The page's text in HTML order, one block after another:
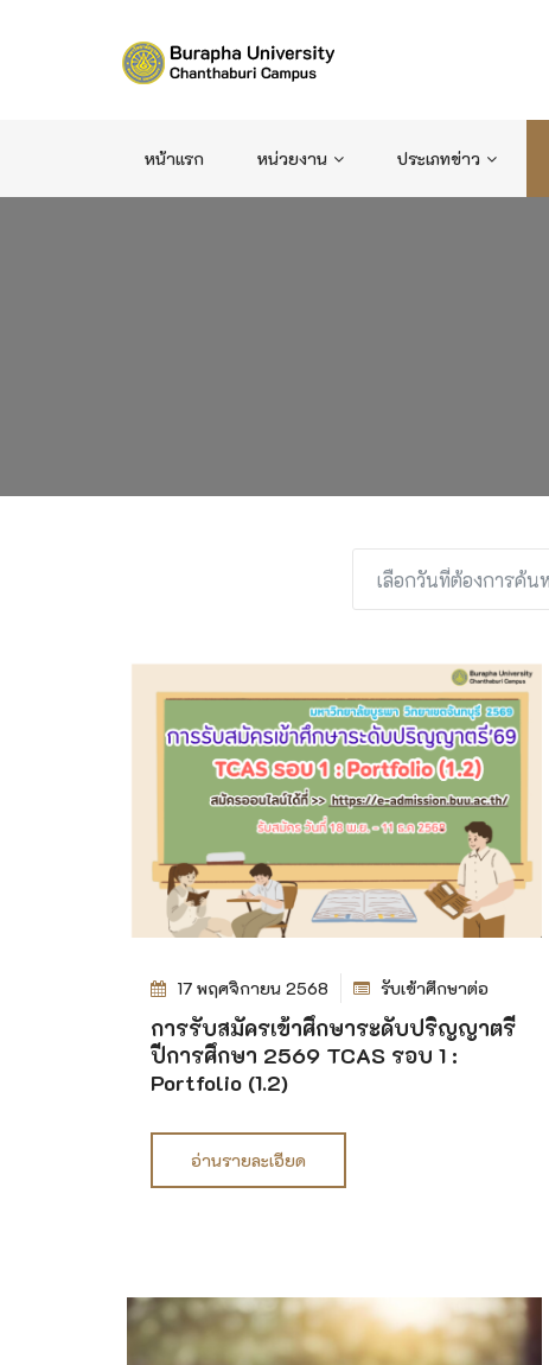
หน้าแรก หน่วยงาน ประเภทข่าว
17 พฤศจิกายน 2568 รับเข้าศึกษาต่อ
การรับสมัครเข้าศึกษาระดับปริญญาตรี
ปีการศึกษา 2569 TCAS รอบ 1 :
Portfolio (1.2)
อ่านรายละเอียด